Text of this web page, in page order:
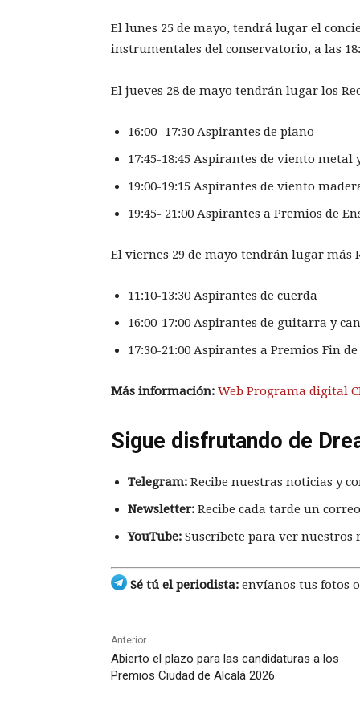
El lunes 25 de mayo, tendrá lugar el
instrumentales del conservatorio, a las
El jueves 28 de mayo tendrán lugar los
16:00- 17:30 Aspirantes de piano
17:45-18:45 Aspirantes de viento metal
19:00-19:15 Aspirantes de viento
19:45- 21:00 Aspirantes a Premios de
El viernes 29 de mayo tendrán lugar más
11:10-13:30 Aspirantes de cuerda
16:00-17:00 Aspirantes de guitarra y
17:30-21:00 Aspirantes a Premios Fin
Más información: Web Programa digital
Sigue disfrutando de
Telegram: Recibe nuestras noticias y
Newsletter: Recibe cada tarde un
YouTube: Suscríbete para ver nuestros
Sé tú el periodista: envíanos tus fotos
Anterior
Abierto el plazo para las candidaturas a los
Premios Ciudad de Alcalá 2026